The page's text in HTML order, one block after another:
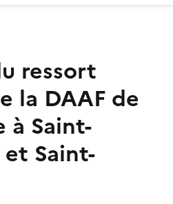
ressort
la DAAF de
à Saint-
Saint-